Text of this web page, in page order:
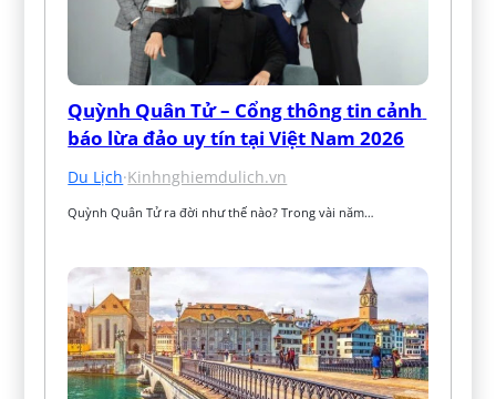
Quỳnh Quân Tử – Cổng thông tin cảnh
báo lừa đảo uy tín tại Việt Nam 2026
Du Lịch·Kinhnghiemdulich.vn
Quỳnh Quân Tử ra đời như thế nào? Trong vài năm…